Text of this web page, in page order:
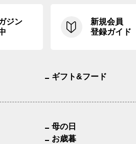
ジン
新規会員
登録ガイド
ギフト&フード
母の日
お歳暮